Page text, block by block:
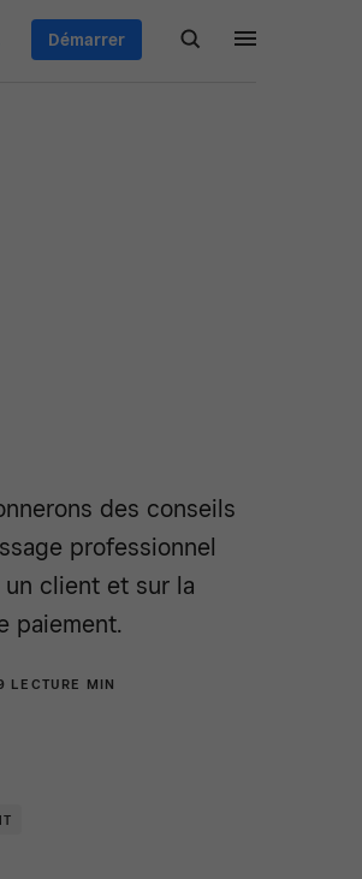
Démarrer
des conseils
professionnel
client et sur la
paiement.
LECTURE MIN